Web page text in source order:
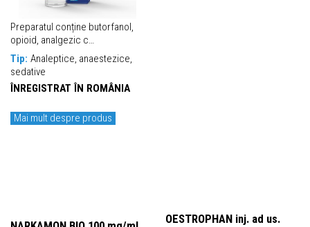
Preparatul conține butorfanol,
opioid, analgezic c…
Tip: Analeptice, anaestezice,
sedative
ÎNREGISTRAT ÎN ROMÂNIA
Mai mult despre produs
OESTROPHAN inj. ad us.